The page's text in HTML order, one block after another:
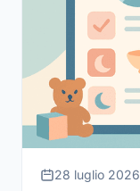
28 luglio 2026